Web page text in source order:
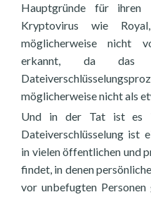
Hauptgründe für
Kryptovirus wie
möglicherweise nicht
erkannt, da das
möglicherweise nicht als
Und in der Tat ist es
Dateiverschlüsselung ist
in vielen öffentlichen und
findet, in denen
vor unbefugten